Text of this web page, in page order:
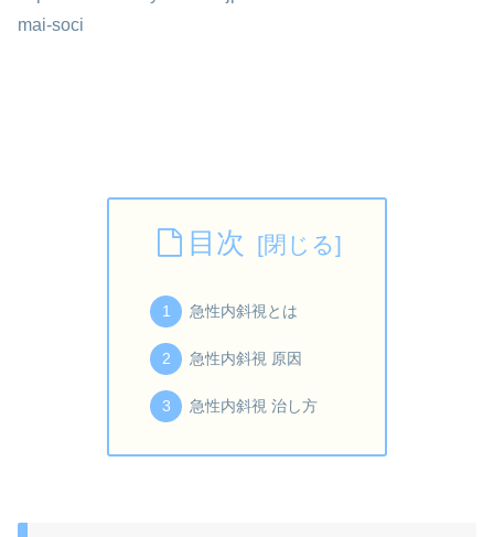
mai-soci
目次
急性内斜視とは
急性内斜視 原因
急性内斜視 治し方